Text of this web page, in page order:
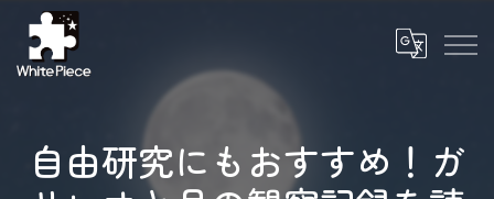
自由研究にもおすすめ！ガ